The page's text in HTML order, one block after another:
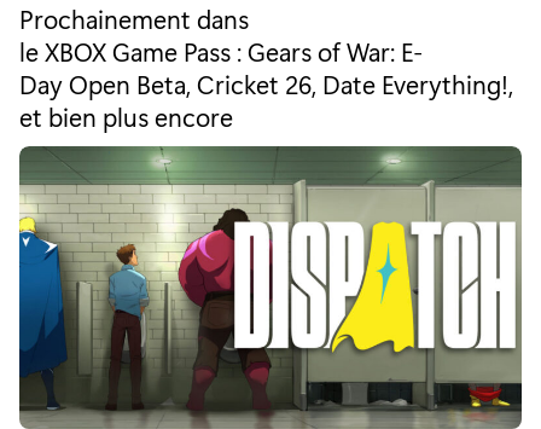
i
è
m
e
L
é
g
e
n
é
g
o
i
e
:
Prochainement dans
le XBOX Game Pass : Gears of War: E-
Day Open Beta, Cricket 26, Date Everything!,
et bien plus encore